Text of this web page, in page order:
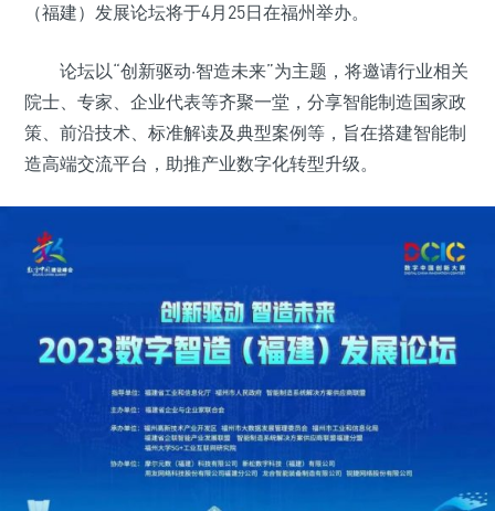
（福建）发展论坛将于4月25日在福州举办。
论坛以“创新驱动·智造未来”为主题，将邀请行业相关
院士、专家、企业代表等齐聚一堂，分享智能制造国家政
策、前沿技术、标准解读及典型案例等，旨在搭建智能制
造高端交流平台，助推产业数字化转型升级。